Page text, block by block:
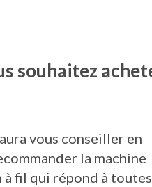
souhaitez
vous conseiller en
la machine
fil qui répond à toutes